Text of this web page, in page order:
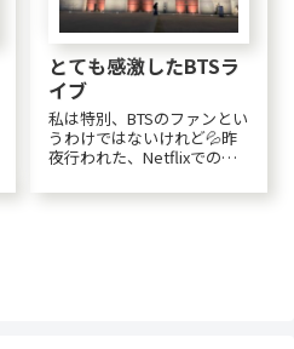
とても感激したBTSラ
イブ
私は特別、BTSのファンとい
うわけではないけれど💦昨
夜行われた、Netflixでの復
もうこのライブを見れただ